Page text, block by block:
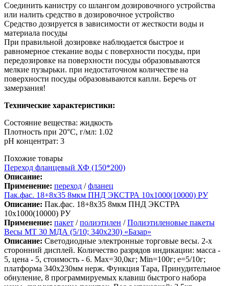
Соединить канистру со шлангом дозировочного устройства
или налить средство в дозировочное устройство
Средство дозируется в зависимости от жесткости воды и
материала посуды
При правильной дозировке наблюдается быстрое и
равномерное стекание воды с поверхности посуды, при
передозировке на поверхности посуды образовываются
мелкие пузырьки. при недостаточном количестве на
поверхности посуды образовываются капли. Беречь от
замерзания!
Технические характеристики:
Состояние вещества: жидкость
Плотность при 20°C, г/мл: 1.02
pH концентрат: 3
Похожие товары
Переход фланцевый ХФ (150*200)
Описание:
Применение: переход /фланец
Пак.фас. 18+8х35 8мкм ПНД ЭКСТРА 10х1000(10000) РУ
Описание: Пак.фас. 18+8х35 8мкм ПНД ЭКСТРА
10х1000(10000) РУ
Применение: пакет /полиэтилен /Полиэтиленовые пакеты
Весы МТ 30 МДА (5/10; 340х230) «Базар»
Описание: Светодиодные электронные торговые весы. 2-х
сторонний дисплей. Количество разрядов индикации: масса -
5, цена - 5, стоимость - 6. Max=30,0кг; Min=100г; e=5/10г;
платформа 340х230мм нерж. Функция Тара, Принудительное
обнуление, 8 программируемых клавиш быстрого набора